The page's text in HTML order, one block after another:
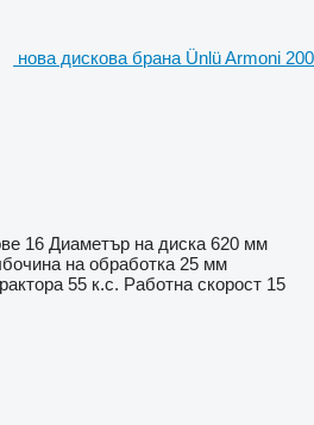
нова дискова брана Ünlü Armoni 200
16 Диаметър на диска 620 мм
на обработка 25 мм
55 к.с. Работна скорост 15